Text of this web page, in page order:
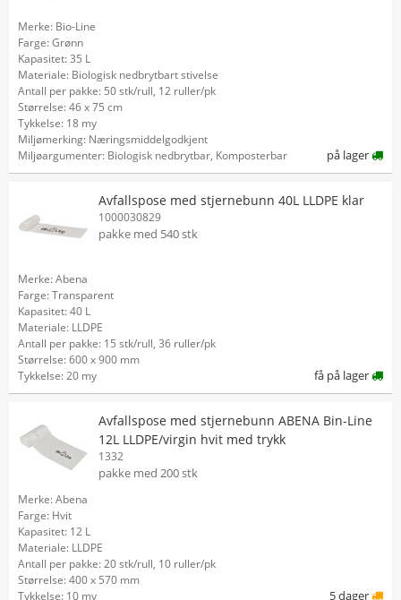
Merke: Bio-Line
Farge: Grønn
Kapasitet: 35 L
Materiale: Biologisk nedbrytbart stivelse
Antall per pakke: 50 stk/rull, 12 ruller/pk
Størrelse: 46 x 75 cm
Tykkelse: 18 my
Miljømerking: Næringsmiddelgodkjent
Miljøargumenter: Biologisk nedbrytbar, Komposterbar
på lager
Avfallspose med stjernebunn 40L LLDPE klar
1000030829
pakke med 540 stk
Merke: Abena
Farge: Transparent
Kapasitet: 40 L
Materiale: LLDPE
Antall per pakke: 15 stk/rull, 36 ruller/pk
Størrelse: 600 x 900 mm
Tykkelse: 20 my
få på lager
Avfallspose med stjernebunn ABENA Bin-Line
12L LLDPE/virgin hvit med trykk
1332
pakke med 200 stk
Merke: Abena
Farge: Hvit
Kapasitet: 12 L
Materiale: LLDPE
Antall per pakke: 20 stk/rull, 10 ruller/pk
Størrelse: 400 x 570 mm
Tykkelse: 10 my
5 dager